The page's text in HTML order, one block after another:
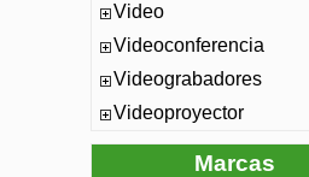
Video
Videoconferencia
Videograbadores
Videoproyector
Marcas